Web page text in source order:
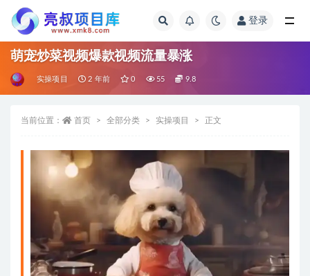
登录
萌宠炒菜视频爆款视频流量暴涨
实操项目 2 年前 0 55 9.8
当前位置： 首页 全部分类 实操项目 正文